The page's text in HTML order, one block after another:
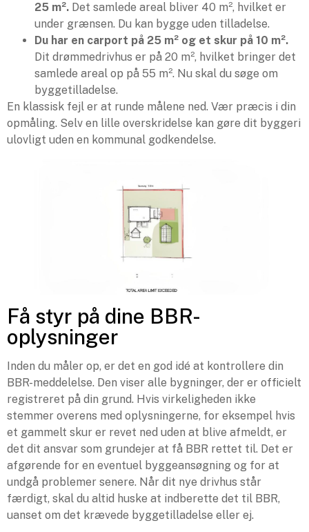
25 m². Det samlede areal bliver 40 m², hvilket er
under grænsen. Du kan bygge uden tilladelse.
Du har en carport på 25 m² og et skur på 10 m².
Dit drømmedrivhus er på 20 m², hvilket bringer det
samlede areal op på 55 m². Nu skal du søge om
byggetilladelse.
En klassisk fejl er at runde målene ned. Vær præcis i din
opmåling. Selv en lille overskridelse kan gøre dit byggeri
ulovligt uden en kommunal godkendelse.
Få styr på dine BBR-
oplysninger
Inden du måler op, er det en god idé at kontrollere din
BBR-meddelelse. Den viser alle bygninger, der er officielt
registreret på din grund. Hvis virkeligheden ikke
stemmer overens med oplysningerne, for eksempel hvis
et gammelt skur er revet ned uden at blive afmeldt, er
det dit ansvar som grundejer at få BBR rettet til. Det er
afgørende for en eventuel byggeansøgning og for at
undgå problemer senere. Når dit nye drivhus står
færdigt, skal du altid huske at indberette det til BBR,
uanset om det krævede byggetilladelse eller ej.